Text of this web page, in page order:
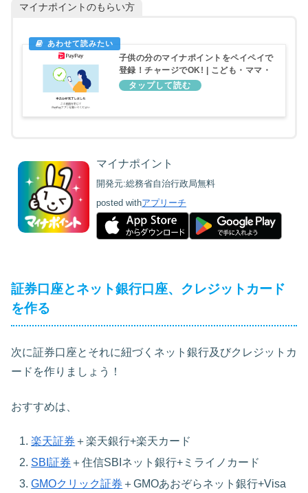
マイナポイントのもらい方
子供の分のマイナポイントをペイペイで
登録！チャージでOK! | こども・ママ・
元気
マイナポイント
開発元:総務省自治行政局無料
posted withアプリーチ
証券口座とネット銀行口座、クレジットカード
を作る
次に証券口座とそれに紐づくネット銀行及びクレジットカ
ードを作りましょう！
おすすめは、
楽天証券 ＋楽天銀行+楽天カード
SBI証券 ＋住信SBIネット銀行+ミライノカード
GMOクリック証券 ＋GMOあおぞらネット銀行+Visa